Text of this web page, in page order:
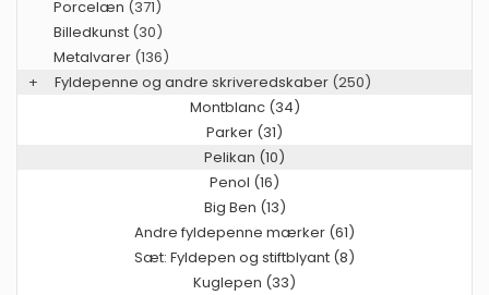
Porcelæn (371)
Billedkunst (30)
Metalvarer (136)
+
Fyldepenne og andre skriveredskaber (250)
Montblanc (34)
Parker (31)
Pelikan (10)
Penol (16)
Big Ben (13)
Andre fyldepenne mærker (61)
Sæt: Fyldepen og stiftblyant (8)
Kuglepen (33)